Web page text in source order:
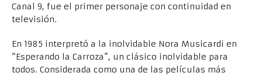
Canal 9, fue el primer personaje con continuidad en
televisión.
En 1985 interpretó a la inolvidable Nora Musicardi en
“Esperando la Carroza”, un clásico inolvidable para
todos. Considerada como una de las películas más